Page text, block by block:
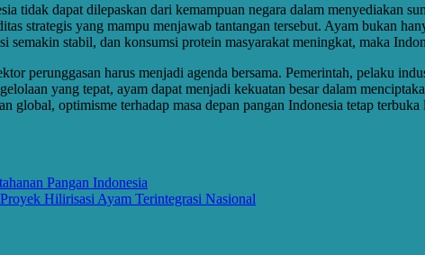
tidak dapat dilepaskan dari kemampuan negara dalam menyediakan
strategis yang mampu menjawab tantangan tersebut. Ayam bukan
semakin stabil, dan konsumsi protein masyarakat meningkat, maka
perunggasan harus menjadi agenda bersama. Pemerintah, pelaku
yang tepat, ayam dapat menjadi kekuatan besar dalam
global, optimisme terhadap masa depan pangan Indonesia tetap
Pangan Indonesia
Hilirisasi Ayam Terintegrasi Nasional